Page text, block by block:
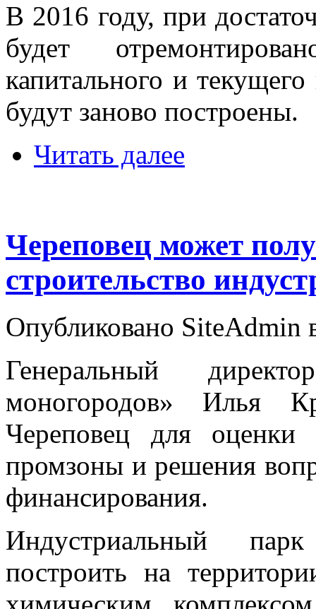
В 2016 году, при
будет
капитального и
будут заново построены.
Читать далее
Череповец может
строительство
Опубликовано
Генеральный
моногородов» Илья
Череповец для оценки
промзоны и решения
финансирования.
Индустриальный
построить на